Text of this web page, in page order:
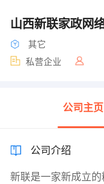
山西新联家政网
其它
私营企业
公司主页
公司介绍
新联是一家新成立的